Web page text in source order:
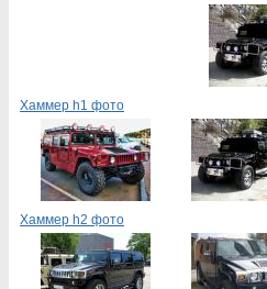
Хаммер h1 фото
Хаммер h2 фото